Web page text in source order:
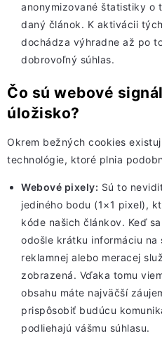
anonymizované štatistiky o
daný článok. K aktivácii
dochádza výhradne až po
dobrovoľný súhlas.
Čo sú webové
úložisko?
Okrem bežných cookies
technológie, ktoré plnia
Webové pixely: Sú to
jediného bodu (1×1 pixel),
kóde našich článkov. Keď
odošle krátku informáciu
reklamnej alebo meracej
zobrazená. Vďaka tomu
obsahu máte najväčší
prispôsobiť budúcu
podliehajú vášmu súhlasu.